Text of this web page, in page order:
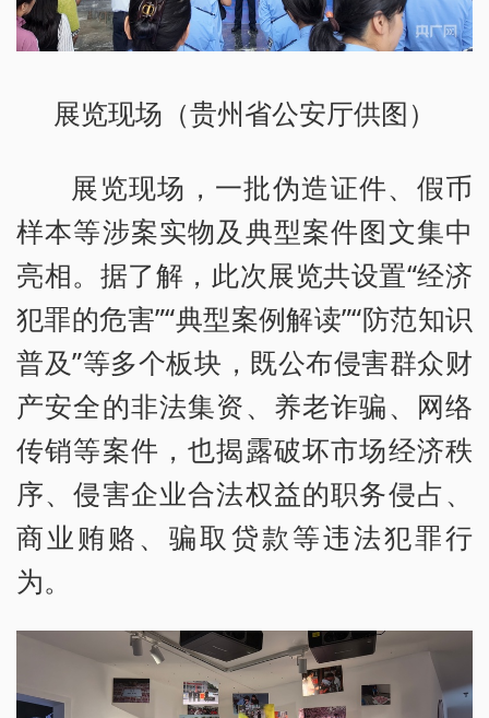
展览现场（贵州省公安厅供图）
展览现场，一批伪造证件、假币
样本等涉案实物及典型案件图文集中
亮相。据了解，此次展览共设置“经济
犯罪的危害”“典型案例解读”“防范知识
普及”等多个板块，既公布侵害群众财
产安全的非法集资、养老诈骗、网络
传销等案件，也揭露破坏市场经济秩
序、侵害企业合法权益的职务侵占、
商业贿赂、骗取贷款等违法犯罪行
为。